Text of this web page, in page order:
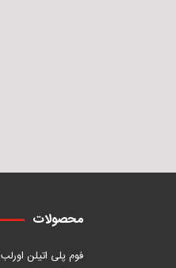
محصولات
فوم پلی اتیلن اورلب